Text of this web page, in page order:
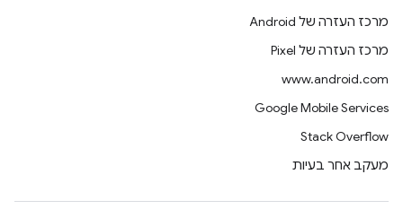
מרכז העזרה של Android
מרכז העזרה של Pixel
www.android.com
Google Mobile Services
Stack Overflow
מעקב אחר בעיות